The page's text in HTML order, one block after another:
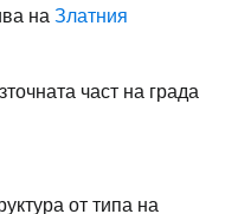
наЗлатния
част на града
от типа на